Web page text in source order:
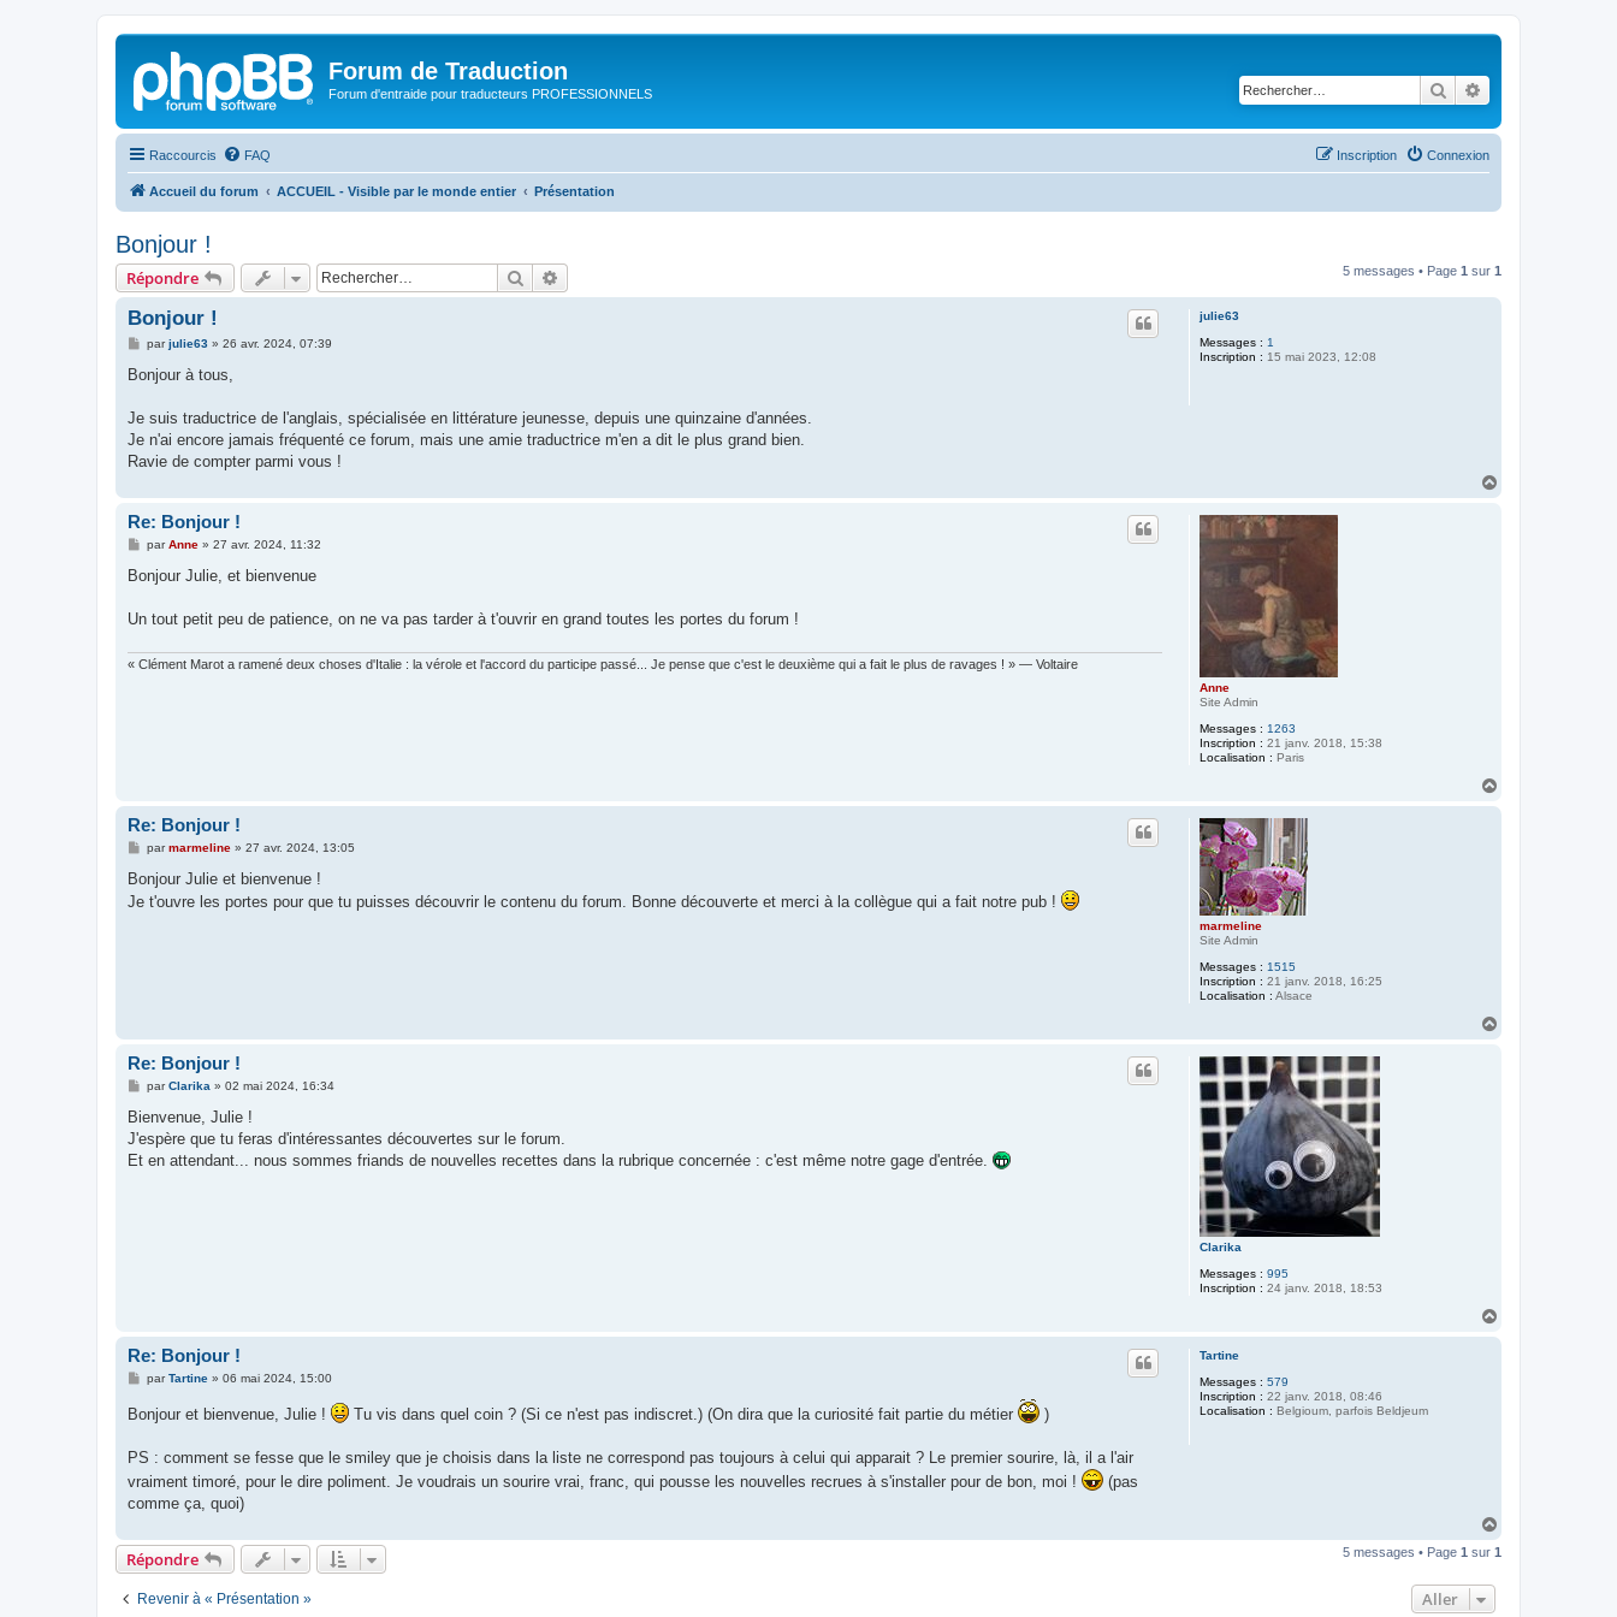
Forum de Traduction
Forum d'entraide pour traducteurs PROFESSIONNELS Rechercher
Raccourcis FAQ Connexion
Inscription
Accueil du forum ACCUEIL - Visible par le monde entier Présentation
Bonjour !
Répondre Rechercher 5 messages • Page 1 sur 1
julie63
Messages : 1
Inscription : 15 mai 2023, 12:08
Bonjour !
M
s
g
parjulie63» 26 avr. 2024, 07:39
Bonjour à tous,
Je suis traductrice de l'anglais, spécialisée en littérature jeunesse, depuis une quinzaine d'années.
Je n'ai encore jamais fréquenté ce forum, mais une amie traductrice m'en a dit le plus grand bien.
Ravie de compter parmi vous !
Anne
Site Admin
Messages : 1263
Inscription : 21 janv. 2018, 15:38
Localisation : Paris
Re: Bonjour !
M
s
g
parAnne» 27 avr. 2024, 11:32
Bonjour Julie, et bienvenue
Un tout petit peu de patience, on ne va pas tarder à t'ouvrir en grand toutes les portes du forum !
« Clément Marot a ramené deux choses d'Italie : la vérole et l'accord du participe passé... Je pense que c'est le deuxième qui a fait le plus de ravages ! » — Voltaire
marmeline
Site Admin
Messages : 1515
Inscription : 21 janv. 2018, 16:25
Localisation : Alsace
Re: Bonjour !
M
s
a
parmarmeline» 27 avr. 2024, 13:05
Bonjour Julie et bienvenue !
Je t'ouvre les portes pour que tu puisses découvrir le contenu du forum. Bonne découverte et merci à la collègue qui a fait notre pub !
Clarika
Messages : 995
Inscription : 24 janv. 2018, 18:53
Re: Bonjour !
M
s
a
g
parClarika » 02 mai 2024, 16:34
Bienvenue, Julie !
J'espère que tu feras d'intéressantes découvertes sur le forum.
Et en attendant... nous sommes friands de nouvelles recettes dans la rubrique concernée : c'est même notre gage d'entrée.
Tartine
Messages : 579
Inscription : 22 janv. 2018, 08:46
Localisation : Belgioum, parfois Beldjeum
Re: Bonjour !
M
s
g
e
parTartine» 06 mai 2024, 15:00
Bonjour et bienvenue, Julie ! Tu vis dans quel coin ? (Si ce n'est pas indiscret.) (On dira que la curiosité fait partie du métier )
PS : comment se fesse que le smiley que je choisis dans la liste ne correspond pas toujours à celui qui apparait ? Le premier sourire, là, il a l'air
vraiment timoré, pour le dire poliment. Je voudrais un sourire vrai, franc, qui pousse les nouvelles recrues à s'installer pour de bon, moi !
(pas
comme ça, quoi)
u
Répondre 5 messages • Page 1 sur 1
Revenir à « Présentation » Aller